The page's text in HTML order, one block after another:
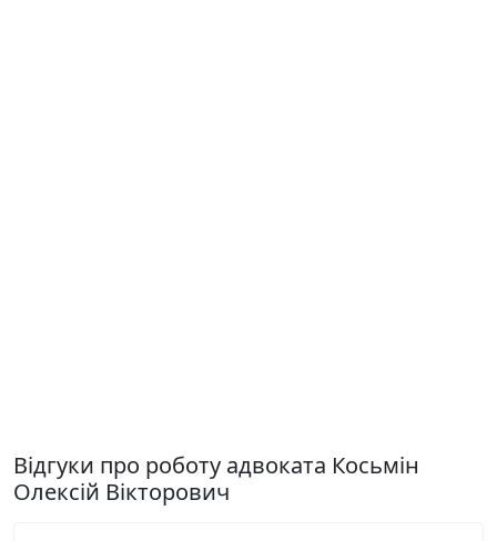
Відгуки про роботу адвоката Косьмін
Олексій Вікторович